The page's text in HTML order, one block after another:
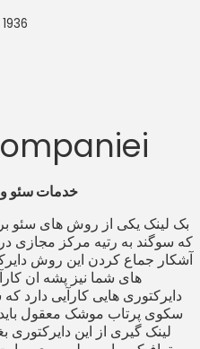
خدمات سئو و
که سوگند به رتیه مرکز مجازی
آشکار جماع کردن این روش
های شما نیز پشه ان
دایرکتوری هایی کارآیی دارد
سکوی پرتاب موشک معقول
لینک گیری از این دایرکتوری